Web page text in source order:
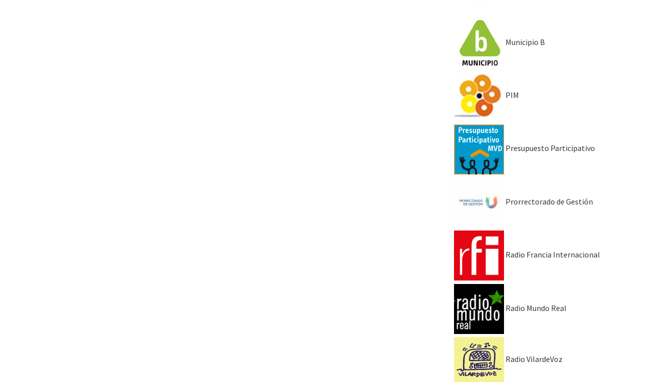
Municipio B
PIM
Presupuesto Participativo
Prorrectorado de Gestión
Radio Francia Internacional
Radio Mundo Real
Radio VilardeVoz